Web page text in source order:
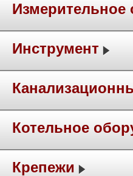
Измерительное
Инструмент
Котельное
Крепежи